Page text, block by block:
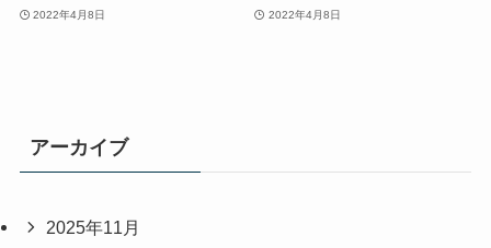
2022年4月8日 2022年4月8日
アーカイブ
2025年11月